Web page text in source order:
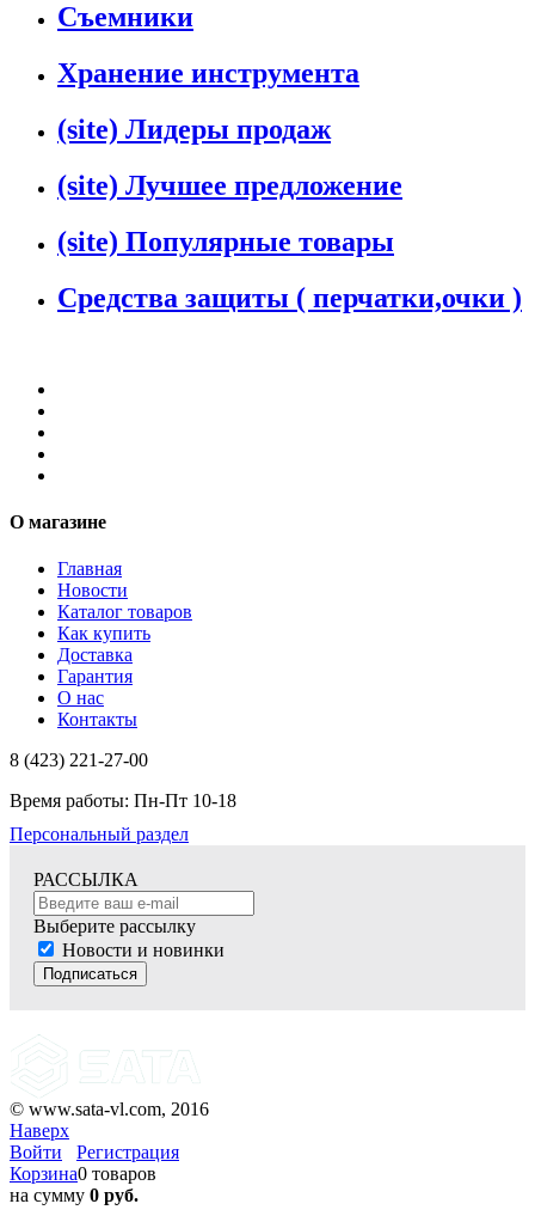
Съемники
Хранение инструмента
(site) Лидеры продаж
(site) Лучшее предложение
(site) Популярные товары
Средства защиты ( перчатки,очки )
О магазине
Главная
Новости
Каталог товаров
Как купить
Доставка
Гарантия
О нас
Контакты
8 (423) 221-27-00
Время работы: Пн-Пт 10-18
Персональный раздел
РАССЫЛКА
Выберите рассылку
Новости и новинки
Подписаться
© www.sata-vl.com, 2016
Наверх
Войти
Регистрация
Корзина0 товаров
на сумму 0 руб.